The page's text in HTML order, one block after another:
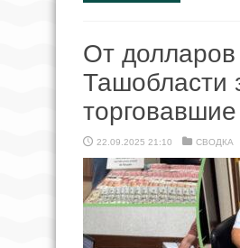
От
Ташобласти
22.09.2025 21:10 СВОДКА